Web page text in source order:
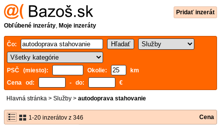
Pridať inzerát
Obľúbené inzeráty, Moje inzeráty
Čo:
PSČ (miesto): Okolie:
km
Cena od:
- do: €
Hlavná stránka > Služby > autodoprava stahovanie
1-20 inzerátov z 346 Cena